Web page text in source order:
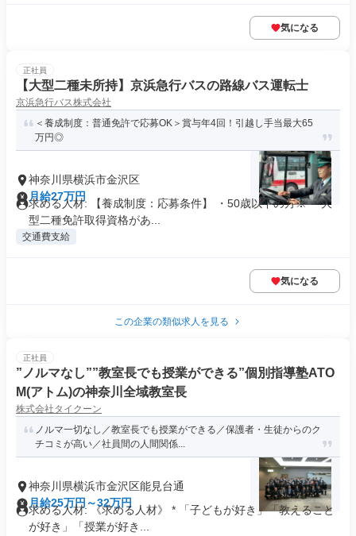
気になる
正社員
【大型二種未所持】京浜急行バスの路線バス運転士
京浜急行バス株式会社
＜養成制度：普通免許で応募OK＞賞与年4回！引越し手当最大65
万円◎
神奈川県横浜市金沢区
月給27万円
求める人材: 【養成制度：応募条件】 ・50歳以下の方※ ・大
型二種免許取得資格があ...
交通費支給
気になる
この企業の類似求人を見る
正社員
”ノルマなし””教室長でも授業ができる”個別指導塾ATO
M(アトム)の神奈川全域教室長
株式会社タイクーン
ノルマ一切なし／教室長でも授業ができる／保護者・生徒からのク
チコミが高い／社員間の人間関係...
神奈川県横浜市金沢区能見台通
月給25万円～32万円
求める人材: 《求める人材》 * 「子どもが好き」「教えること
が好き」「授業が好き...